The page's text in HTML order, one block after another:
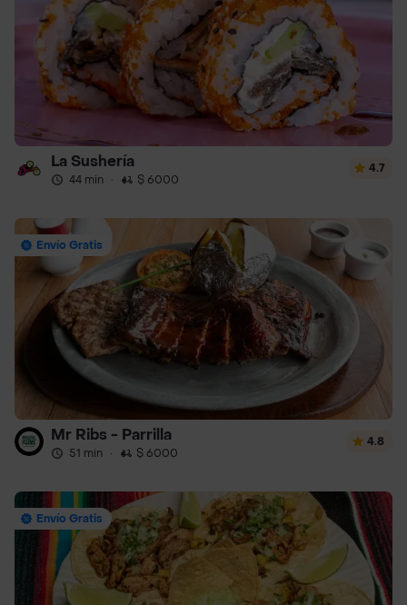
La Sushería
44 min · $ 6000
4.7
Envío Gratis
Mr Ribs - Parrilla
51 min · $ 6000
4.8
Envío Gratis